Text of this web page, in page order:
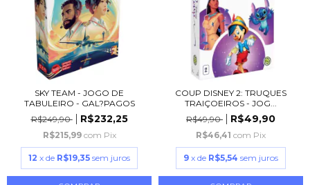
SKY TEAM - JOGO DE
TABULEIRO - GAL?PAGOS
R$249,90
R$232,25
R$215,99 com Pix
12 x de R$19,35 sem juros
COUP DISNEY 2: TRUQUES
TRAIÇOEIROS - JOG...
R$49,90
R$49,90
R$46,41 com Pix
9 x de R$5,54 sem juros